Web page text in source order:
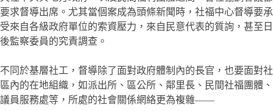
要求督導出席。尤其當個案成為頭條新聞時，社福中心督導要承
受來自各級政府單位的索資壓力，來自民意代表的質詢，甚至日
後監察委員的究責調查。
不同於基層社工，督導除了面對政府體制內的長官，也要面對社
區內的在地組織，如派出所、區公所、鄰里長、民間社福團體、
議員服務處等，所處的社會關係網絡更為複雜——